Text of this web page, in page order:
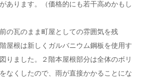
あります。（価格的にも若干高めかもし
の瓦のまま町屋としての雰囲気を残
屋根は新しくガルバニウム鋼板を使用す
りました。２階本屋根部分は全体のボリ
なくしたので、雨が直接かかることにな